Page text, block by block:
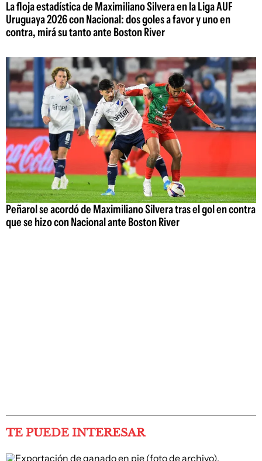
La floja estadística de Maximiliano Silvera en la Liga AUF
Uruguaya 2026 con Nacional: dos goles a favor y uno en
contra, mirá su tanto ante Boston River
Peñarol se acordó de Maximiliano Silvera tras el gol en contra
que se hizo con Nacional ante Boston River
TE PUEDE INTERESAR